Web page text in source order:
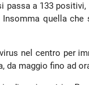
passa a 133
quella che
nel centro per
da maggio fino ad